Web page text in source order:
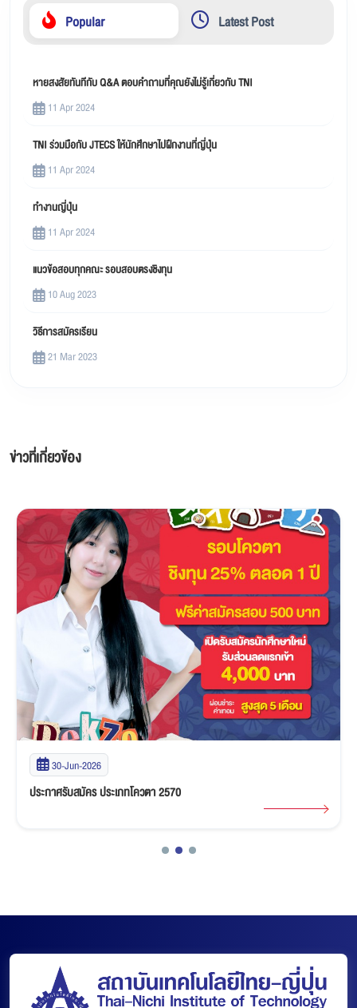
Popular Latest Post
หายสงสัยทันทีกับ Q&A ตอบคำถามที่คุณยังไม่รู้เกี่ยวกับ TNI
11 Apr 2024
TNI ร่วมมือกับ JTECS ให้นักศึกษาไปฝึกงานที่ญี่ปุ่น
11 Apr 2024
ทำงานญี่ปุ่น
11 Apr 2024
แนวข้อสอบทุกคณะ รอบสอบตรงชิงทุน
10 Aug 2023
วิธีการสมัครเรียน
21 Mar 2023
ข่าวที่เกี่ยวข้อง
30-Jun-2026
ประกาศรับสมัคร ประเภทโควตา 2570